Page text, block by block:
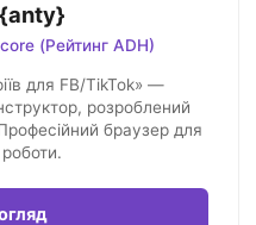
(Рейтинг ADH)
для FB/TikTok» —
розроблений
браузер для